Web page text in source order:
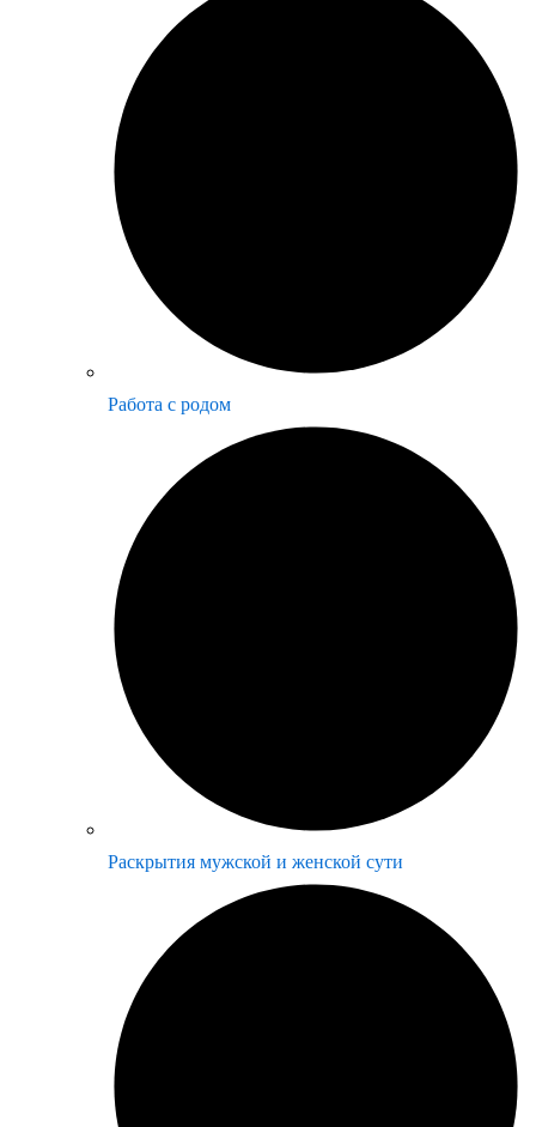
Работа с родом
Раскрытия мужской и женской сути